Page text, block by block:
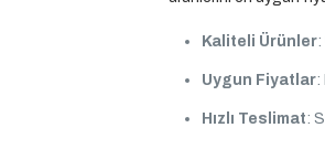
Kaliteli Ürünler:
Uygun Fiyatlar:
Hızlı Teslimat: